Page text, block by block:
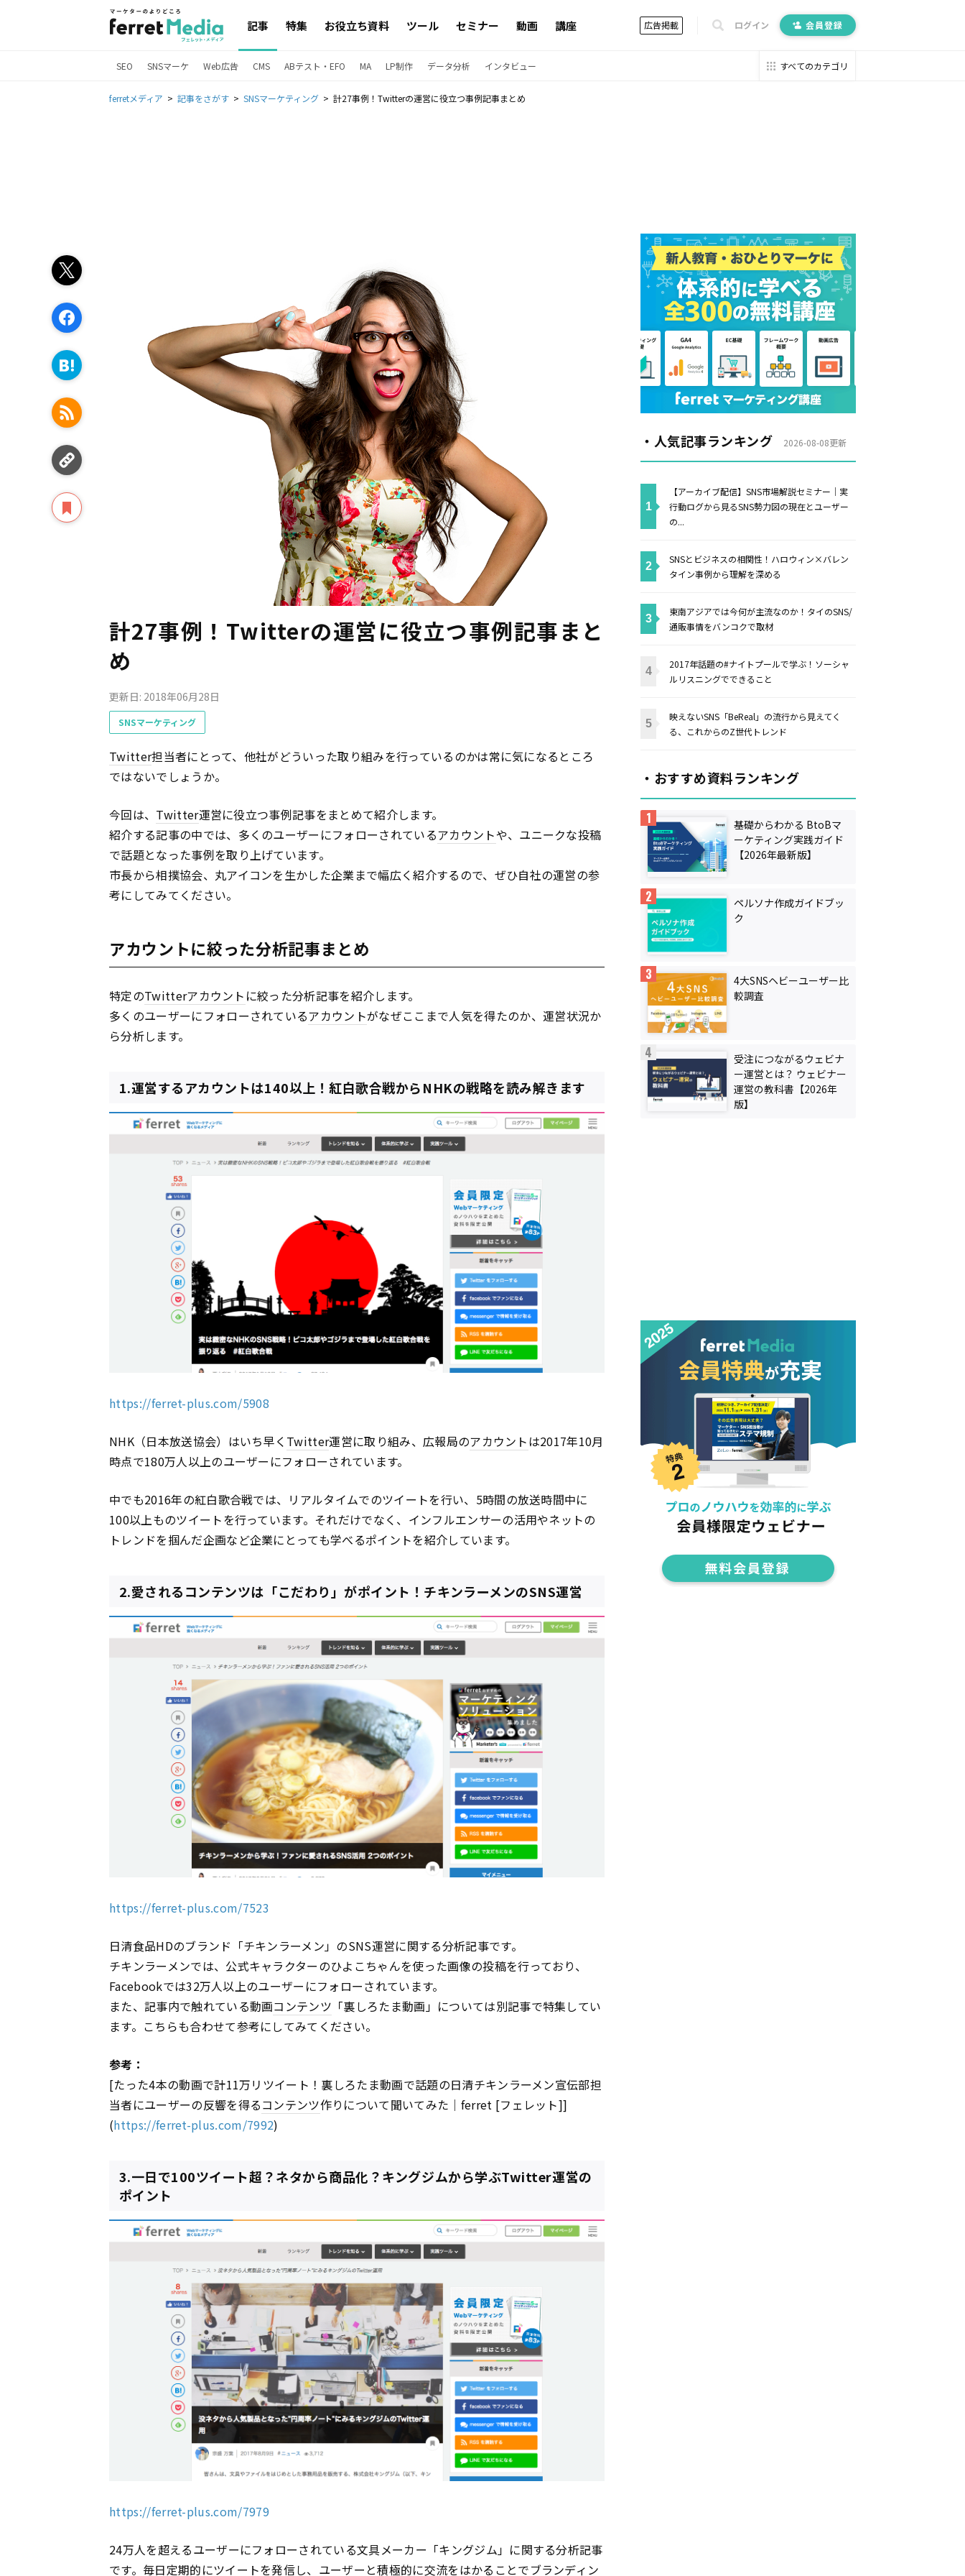
記事 特集 お役立ち資料 ツール セミナー 動画 講座 広告掲載 ログイン 会員登録
SEO SNSマーケ Web広告 CMS ABテスト・EFO MA LP制作 データ分析 インタビュー すべてのカテゴリ
ferretメディア 記事をさがす SNSマーケティング 計27事例！Twitterの運営に役立つ事例記事まとめ
計27事例！Twitterの運営に役立つ事例記事まと
め
更新日: 2018年06月28日
SNSマーケティング
Twitter担当者にとって、他社がどういった取り組みを行っているのかは常に気になるところ
ではないでしょうか。
今回は、 Twitter運営に役立つ事例記事をまとめて紹介します。
紹介する記事の中では、多くのユーザーにフォローされているアカウントや、ユニークな投稿
で話題となった事例を取り上げています。
市長から相撲協会、丸アイコンを生かした企業まで幅広く紹介するので、ぜひ自社の運営の参
考にしてみてください。
アカウントに絞った分析記事まとめ
特定のTwitterアカウント に絞った分析記事を紹介します。
多くのユーザーにフォローされているアカウントがなぜここまで人気を得たのか、運営状況か
ら分析します。
1.運営するアカウントは140以上！紅白歌合戦からNHKの戦略を読み解きます
https://ferret-plus.com/5908
NHK（日本放送協会）はいち早く Twitter運営に取り組み、広報局のアカウントは2017年10月
時点で180万人以上のユーザーにフォローされています。
中でも2016年の紅白歌合戦では、リアルタイムでのツイートを行い、5時間の放送時間中に
100以上ものツイートを行っています。それだけでなく、インフルエンサーの活用やネットの
トレンドを掴んだ企画など企業にとっても学べるポイントを紹介しています。
2.愛されるコンテンツは「こだわり」がポイント！チキンラーメンのSNS運営
https://ferret-plus.com/7523
日清食品HDのブランド「チキンラーメン」のSNS運営に関する分析記事です。
チキンラーメンでは、公式キャラクターのひよこちゃんを使った画像の投稿を行っており、
Facebookでは32万人以上のユーザーにフォローされています。
また、記事内で触れている動画コンテンツ 「裏しろたま動画」については別記事で特集してい
ます。こちらも合わせて参考にしてみてください。
参考：
[たった4本の動画で計11万リツイート！裏しろたま動画で話題の日清チキンラーメン宣伝部担
当者にユーザーの反響を得るコンテンツ作りについて聞いてみた｜ferret [フェレット]]
(https://ferret-plus.com/7992)
3.一日で100ツイート超？ネタから商品化？キングジムから学ぶTwitter運営の
ポイント
https://ferret-plus.com/7979
24万人を超えるユーザーにフォローされている文具メーカー「キングジム」に関する分析記事
です。毎日定期的にツイートを発信し、ユーザーと積極的に交流をはかることでブランディン
・人気記事ランキング 2026-08-08更新
【アーカイブ配信】SNS市場解説セミナー｜実
行動ログから見るSNS勢力図の現在とユーザー
の...
SNSとビジネスの相関性！ハロウィン×バレン
タイン事例から理解を深める
東南アジアでは今何が主流なのか！タイのSNS/
通販事情をバンコクで取材
2017年話題の#ナイトプールで学ぶ！ソーシャ
ルリスニングでできること
映えないSNS「BeReal」の流行から見えてく
る、これからのZ世代トレンド
・おすすめ資料ランキング
基礎からわかる BtoBマ
ーケティング実践ガイド
【2026年最新版】
ペルソナ作成ガイドブッ
ク
4大SNSヘビーユーザー比
較調査
受注につながるウェビナ
ー運営とは？ ウェビナー
運営の教科書【2026年
版】